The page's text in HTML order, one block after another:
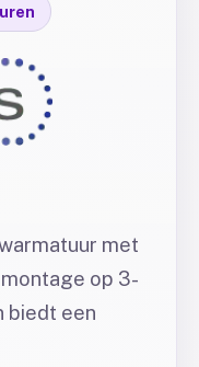
met
op 3-
biedt een